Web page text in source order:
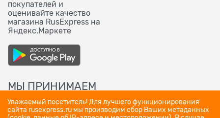
МЫ ПРИНИМАЕМ
Уважаемый посетитель! Для лучшего функционирования
сайта rusexpress.ru мы производим сбор Ваших метаданных